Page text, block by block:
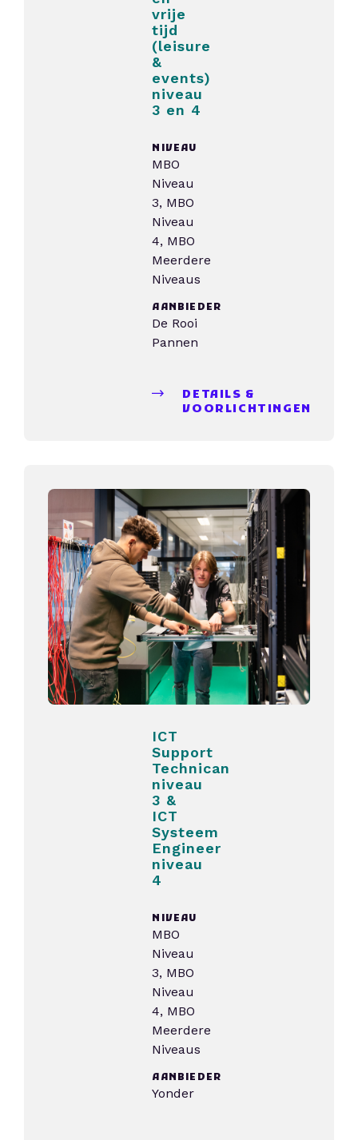
vrije
tijd
(leisure
&
events)
niveau
3 en 4
NIVEAU
MBO
Niveau
3, MBO
Niveau
4, MBO
Meerdere
Niveaus
AANBIEDER
De Rooi
Pannen
DETAILS &
VOORLICHTINGEN
ICT
Support
Technican
niveau
3 &
ICT
Systeem
Engineer
niveau
4
NIVEAU
MBO
Niveau
3, MBO
Niveau
4, MBO
Meerdere
Niveaus
AANBIEDER
Yonder